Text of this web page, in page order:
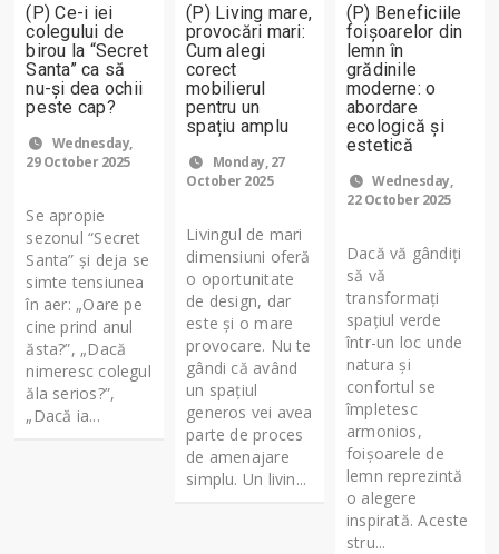
(P) Ce-i iei
colegului de
birou la “Secret
Santa” ca să
nu-şi dea ochii
peste cap?
Wednesday,
29 October 2025
Se apropie
sezonul “Secret
Santa” și deja se
simte tensiunea
în aer: „Oare pe
cine prind anul
ăsta?”, „Dacă
nimeresc colegul
ăla serios?”,
„Dacă ia...
(P) Living mare,
provocări mari:
Cum alegi
corect
mobilierul
pentru un
spațiu amplu
Monday, 27
October 2025
Livingul de mari
dimensiuni oferă
o oportunitate
de design, dar
este și o mare
provocare. Nu te
gândi că având
un spațiul
generos vei avea
parte de proces
de amenajare
simplu. Un livin...
(P) Beneficiile
foișoarelor din
lemn în
grădinile
moderne: o
abordare
ecologică și
estetică
Wednesday,
22 October 2025
Dacă vă gândiți
să vă
transformați
spațiul verde
într-un loc unde
natura și
confortul se
împletesc
armonios,
foișoarele de
lemn reprezintă
o alegere
inspirată. Aceste
stru...